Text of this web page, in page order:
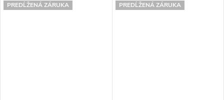
PREDĹŽENÁ ZÁRUKA PREDĹŽENÁ ZÁRUKA